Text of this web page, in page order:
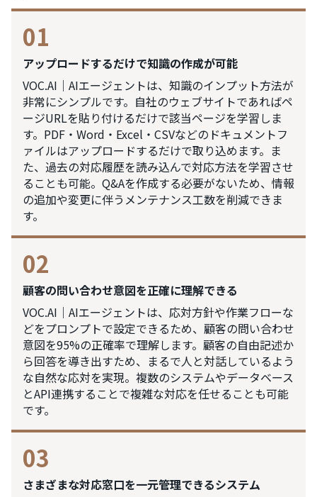
01
アップロードするだけで知識の作成が可能
VOC.AI｜AIエージェントは、知識のインプット方法が
非常にシンプルです。自社のウェブサイトであればペ
ージURLを貼り付けるだけで該当ページを学習しま
す。PDF・Word・Excel・CSVなどのドキュメントフ
ァイルはアップロードするだけで取り込めます。ま
た、過去の対応履歴を読み込んで対応方法を学習させ
ることも可能。Q&Aを作成する必要がないため、情報
の追加や変更に伴うメンテナンス工数を削減できま
す。
02
顧客の問い合わせ意図を正確に理解できる
VOC.AI｜AIエージェントは、応対方針や作業フローな
どをプロンプトで設定できるため、顧客の問い合わせ
意図を95%の正確率で理解します。顧客の自由記述か
ら回答を導き出すため、まるで人と対話しているよう
な自然な応対を実現。複数のシステムやデータベース
とAPI連携することで複雑な対応を任せることも可能
です。
03
さまざまな対応窓口を一元管理できるシステム